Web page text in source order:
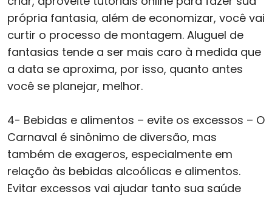
própria fantasia, além de economizar, você vai
curtir o processo de montagem. Aluguel de
fantasias tende a ser mais caro à medida que
a data se aproxima, por isso, quanto antes
você se planejar, melhor.
4- Bebidas e alimentos – evite os excessos – O
Carnaval é sinônimo de diversão, mas
também de exageros, especialmente em
relação às bebidas alcoólicas e alimentos.
Evitar excessos vai ajudar tanto sua saúde